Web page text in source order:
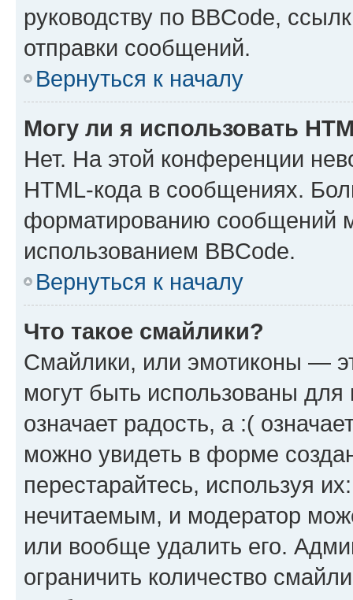
руководству по BBCode,
отправки сообщений.
Вернуться к началу
Могу ли я использовать
Нет. На этой конференции
HTML-кода в сообщениях.
форматированию сообщений
использованием BBCode.
Вернуться к началу
Что такое смайлики?
Смайлики, или эмотиконы —
могут быть использованы
означает радость, а :(
можно увидеть в форме
перестарайтесь, используя
нечитаемым, и модератор
или вообще удалить его.
ограничить количество